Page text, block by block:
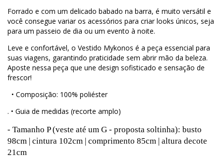
Forrado e com um delicado babado na barra, é muito versátil e
você consegue variar os acessórios para criar looks únicos, seja
para um passeio de dia ou um evento à noite.
Leve e confortável, o Vestido Mykonos é a peça essencial para
suas viagens, garantindo praticidade sem abrir mão da beleza.
Aposte nessa peça que une design sofisticado e sensação de
frescor!
• Composição: 100% poliéster
. • Guia de medidas (recorte amplo)
- Tamanho P (veste até um G - proposta soltinha): busto
98cm | cintura 102cm | comprimento 85cm | altura decote
21cm